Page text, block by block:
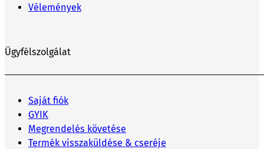
Vélemények
Ügyfélszolgálat
Saját fiók
GYIK
Megrendelés követése
Termék visszaküldése & cseréje